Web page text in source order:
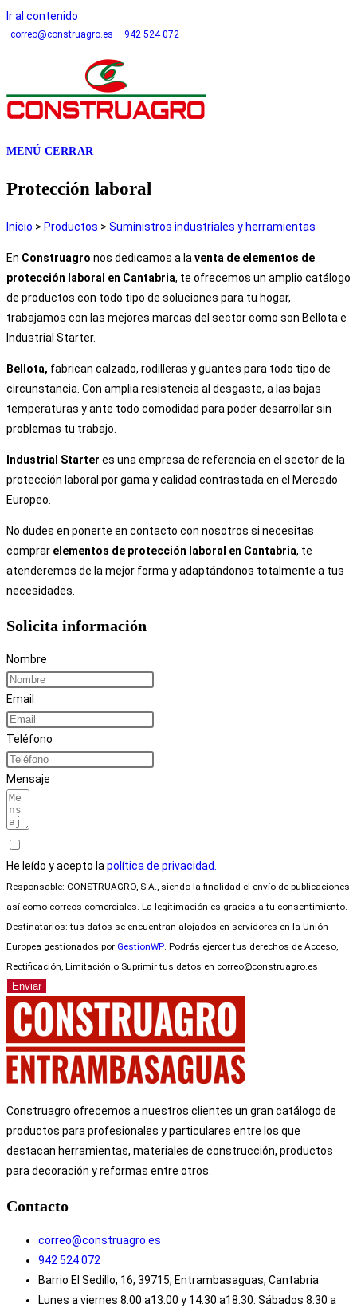
Ir al contenido
correo@construagro.es 942 524 072
MENÚ CERRAR
Protección laboral
Inicio > Productos > Suministros industriales y herramientas
En Construagro nos dedicamos a la venta de elementos de
protección laboral en Cantabria, te ofrecemos un amplio catálogo
de productos con todo tipo de soluciones para tu hogar,
trabajamos con las mejores marcas del sector como son Bellota e
Industrial Starter.
Bellota, fabrican calzado, rodilleras y guantes para todo tipo de
circunstancia. Con amplia resistencia al desgaste, a las bajas
temperaturas y ante todo comodidad para poder desarrollar sin
problemas tu trabajo.
Industrial Starter es una empresa de referencia en el sector de la
protección laboral por gama y calidad contrastada en el Mercado
Europeo.
No dudes en ponerte en contacto con nosotros si necesitas
comprar elementos de protección laboral en Cantabria, te
atenderemos de la mejor forma y adaptándonos totalmente a tus
necesidades.
Solicita información
Nombre
Email
Teléfono
Mensaje
He leído y acepto lapolítica de privacidad.
Responsable: CONSTRUAGRO, S.A., siendo la finalidad el envío de publicaciones
así como correos comerciales. La legitimación es gracias a tu consentimiento.
Destinatarios: tus datos se encuentran alojados en servidores en la Unión
Europea gestionados por GestionWP. Podrás ejercer tus derechos de Acceso,
Rectificación, Limitación o Suprimir tus datos en correo@construagro.es
Enviar
Construagro ofrecemos a nuestros clientes un gran catálogo de
productos para profesionales y particulares entre los que
destacan herramientas, materiales de construcción, productos
para decoración y reformas entre otros.
Contacto
correo@construagro.es
942 524 072
Barrio El Sedillo, 16, 39715, Entrambasaguas, Cantabria
Lunes a viernes 8:00 a13:00 y 14:30 a18:30. Sábados 8:30 a